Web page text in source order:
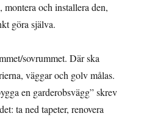
och installera den,
göra själva.
sovrummet. Där ska
väggar och golv målas.
en garderobsvägg” skrev
ta ned tapeter, renovera